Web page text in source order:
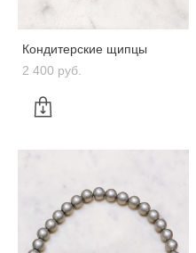
Кондитерские щипцы
2 400 pуб.